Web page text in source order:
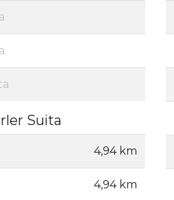
Suita
4,94 km
4,94 km